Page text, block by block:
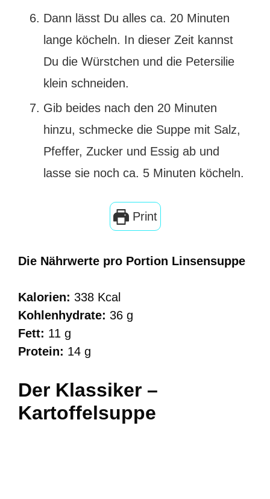
Dann lässt Du alles ca. 20 Minuten
lange köcheln. In dieser Zeit kannst
Du die Würstchen und die Petersilie
klein schneiden.
Gib beides nach den 20 Minuten
hinzu, schmecke die Suppe mit Salz,
Pfeffer, Zucker und Essig ab und
lasse sie noch ca. 5 Minuten köcheln.
Print
Die Nährwerte pro Portion Linsensuppe
Kalorien: 338 Kcal
Kohlenhydrate: 36 g
Fett: 11 g
Protein: 14 g
Der Klassiker –
Kartoffelsuppe